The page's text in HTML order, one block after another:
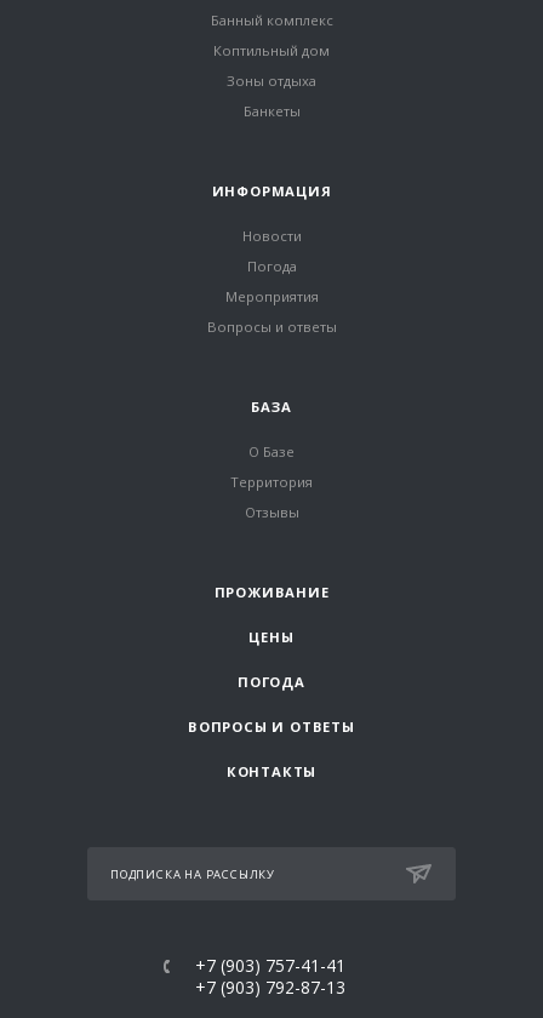
Банный комплекс
Коптильный дом
Зоны отдыха
Банкеты
ИНФОРМАЦИЯ
Новости
Погода
Мероприятия
Вопросы и ответы
БАЗА
О Базе
Территория
Отзывы
ПРОЖИВАНИЕ
ЦЕНЫ
ПОГОДА
ВОПРОСЫ И ОТВЕТЫ
КОНТАКТЫ
ПОДПИСКА НА РАССЫЛКУ
+7 (903) 757-41-41
+7 (903) 792-87-13